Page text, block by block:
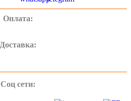
Оплата:
Доставка:
Соц сети: